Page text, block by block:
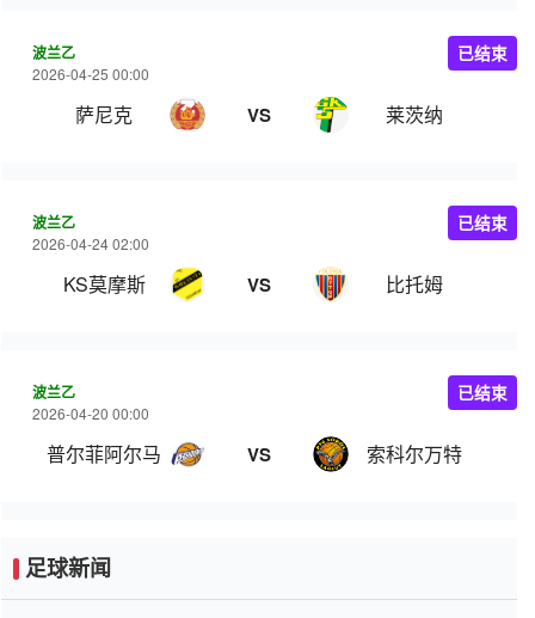
波兰乙
2026-04-25 00:00
萨尼克 VS 莱茨纳
已结束
波兰乙
2026-04-24 02:00
KS莫摩斯 VS 比托姆
已结束
波兰乙
2026-04-20 00:00
普尔菲阿尔马 VS 索科尔万特
已结束
足球新闻